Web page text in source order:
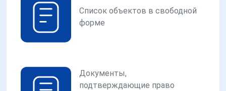
Список объектов в свободной
форме
Документы,
подтверждающие право